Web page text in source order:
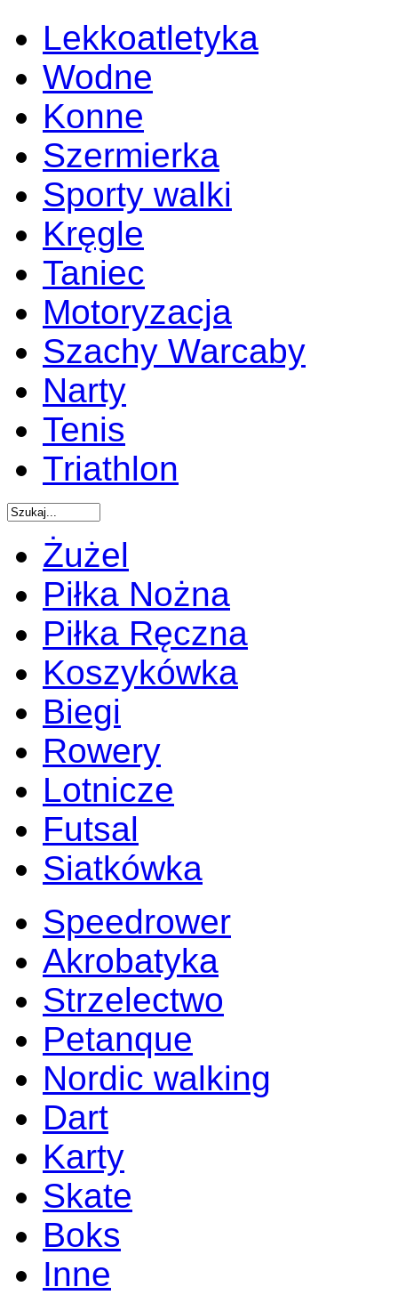
Lekkoatletyka
Wodne
Konne
Szermierka
Sporty walki
Kręgle
Taniec
Motoryzacja
Szachy Warcaby
Narty
Tenis
Triathlon
Żużel
Piłka Nożna
Piłka Ręczna
Koszykówka
Biegi
Rowery
Lotnicze
Futsal
Siatkówka
Speedrower
Akrobatyka
Strzelectwo
Petanque
Nordic walking
Dart
Karty
Skate
Boks
Inne